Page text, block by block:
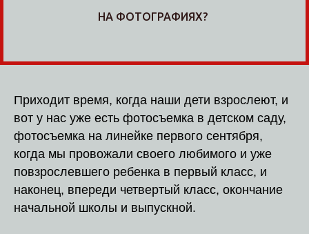
НА ФОТОГРАФИЯХ?
Приходит время, когда наши дети взрослеют, и
вот у нас уже есть фотосъемка в детском саду,
фотосъемка на линейке первого сентября,
когда мы провожали своего любимого и уже
повзрослевшего ребенка в первый класс, и
наконец, впереди четвертый класс, окончание
начальной школы и выпускной.